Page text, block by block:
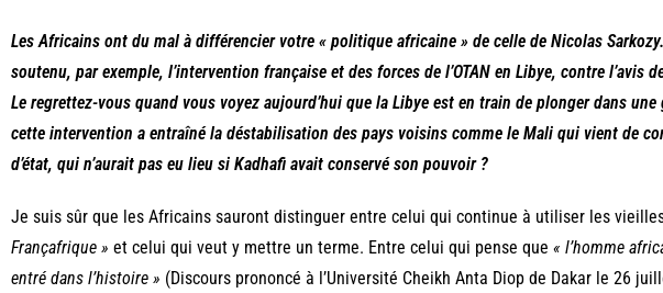
Les Africains ont du mal à différencier votre « politique africaine » de celle de Nicolas
soutenu, par exemple, l’intervention française et des forces de l’OTAN en Libye, contre l’avis
Le regrettez-vous quand vous voyez aujourd’hui que la Libye est en train de plonger dans
cette intervention a entraîné la déstabilisation des pays voisins comme le Mali qui vient de
d’état, qui n’aurait pas eu lieu si Kadhafi avait conservé son pouvoir ?
Je suis sûr que les Africains sauront distinguer entre celui qui continue à utiliser les
Françafrique » et celui qui veut y mettre un terme. Entre celui qui pense que « l’homme
entré dans l’histoire » (Discours prononcé à l’Université Cheikh Anta Diop de Dakar le 26